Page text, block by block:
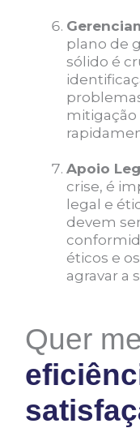
plano de
sólido é
mitigação
Apoio
crise, é
legal e
devem
éticos e
agravar a
Quer